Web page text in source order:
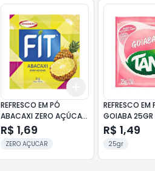
+5 +10 5 +10
Add
REFRESCO EM PÓ
ABACAXI ZERO AÇÚCAR
MID PACOTE 8G
R$ 1,69
ZERO AÇUCAR
REFRESCO
GOIABA 25GR
R$ 1,49
25gr